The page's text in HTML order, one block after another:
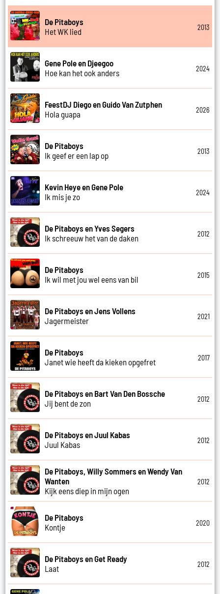
De Pitaboys
Het WK lied
2013
Gene Pole en Djeegoo
Hoe kan het ook anders
2024
FeestDJ Diego en Guido Van Zutphen
Hola guapa
2026
De Pitaboys
Ik geef er een lap op
2013
Kevin Heye en Gene Pole
Ik mis je zo
2024
De Pitaboys en Yves Segers
Ik schreeuw het van de daken
2012
De Pitaboys
Ik wil met jou wel eens van bil
2015
De Pitaboys en Jens Vollens
Jagermeister
2021
De Pitaboys
Janet wie heeft da kieken opgefret
2017
De Pitaboys en Bart Van Den Bossche
Jij bent de zon
2012
De Pitaboys en Juul Kabas
Juul Kabas
2012
De Pitaboys, Willy Sommers en Wendy Van
Wanten
Kijk eens diep in mijn ogen
2012
De Pitaboys
Kontje
2020
De Pitaboys en Get Ready
Laat
2012